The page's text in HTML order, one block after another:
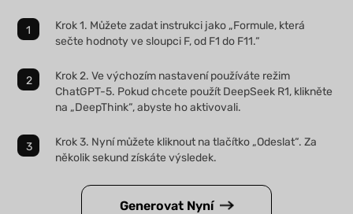
Krok 1. Můžete zadat instrukci jako „Formule, která
sečte hodnoty ve sloupci F, od F1 do F11.“
Krok 2. Ve výchozím nastavení používáte režim
ChatGPT-5. Pokud chcete použít DeepSeek R1, klikněte
na „DeepThink“, abyste ho aktivovali.
Krok 3. Nyní můžete kliknout na tlačítko „Odeslat“. Za
několik sekund získáte výsledek.
Generovat Nyní